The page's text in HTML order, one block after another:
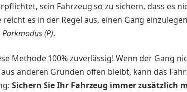
sein Fahrzeug so zu sichern, dass es
es in der Regel aus, einen Gang
Parkmodus (P).
Methode 100% zuverlässig! Wenn der Gang
anderen Gründen offen bleibt, kann das
Sichern Sie Ihr Fahrzeug immer zusätzlich